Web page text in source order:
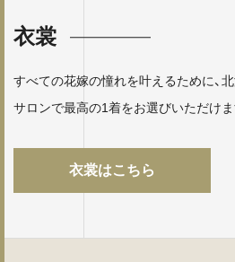
衣裳
すべての花嫁の憧れを叶えるために、
サロンで最高の1着をお選びいただけま
衣裳はこちら